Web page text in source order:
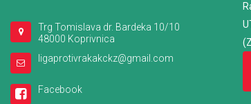
Trg Tomislava dr. Bardeka 10/10
48000 Koprivnica
ligaprotivrakakckz@gmail.com
Facebook